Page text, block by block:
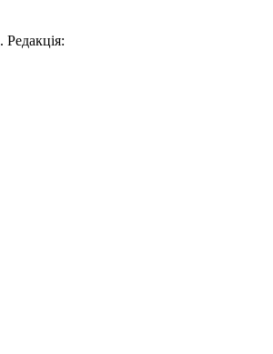
. Редакція: